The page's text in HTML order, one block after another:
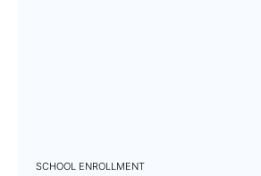
SCHOOL ENROLLMENT